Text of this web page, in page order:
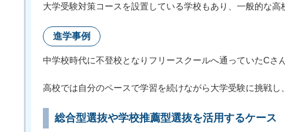
大学受験対策コースを設置している学校もあり、一般的な高
進学事例
中学校時代に不登校となりフリースクールへ通っていたCさ
高校では自分のペースで学習を続けながら大学受験に挑戦し
総合型選抜や学校推薦型選抜を活用するケース